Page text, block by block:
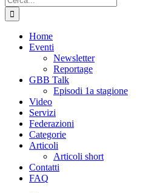
per:
Home
Eventi
Newsletter
Reportage
GBB Talk
Episodi 1a stagione
Video
Servizi
Federazioni
Categorie
Articoli
Articoli short
Contatti
FAQ